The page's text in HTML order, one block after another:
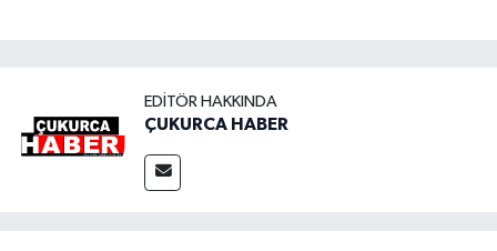
EDITÖR HAKKINDA
ÇUKURCA HABER